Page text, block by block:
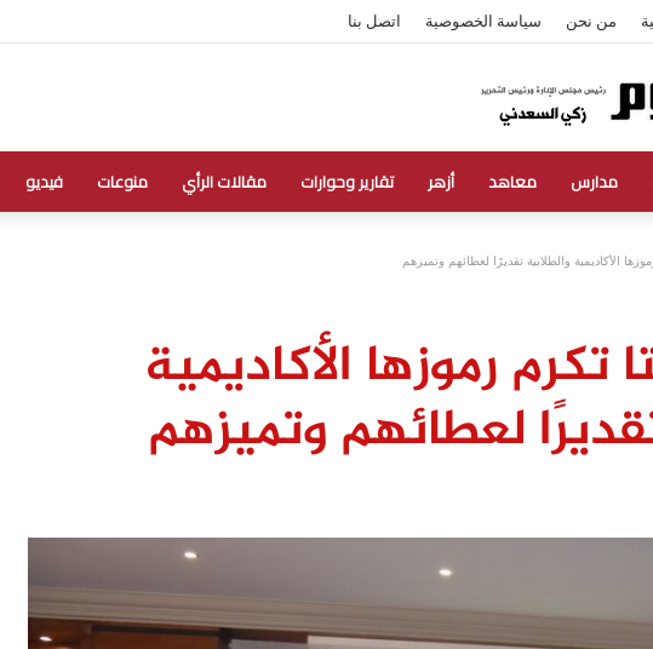
من نحن سياسة الخصوصية اتصل بنا
مدارس معاهد أزهر تقارير وحوارات مقالات الرأي منوعات فيديو
الأكاديمية والطلابية تقديرًا لعطائهم وتميزهم
تكرم رموزها الأكاديمية
لعطائهم وتميزهم